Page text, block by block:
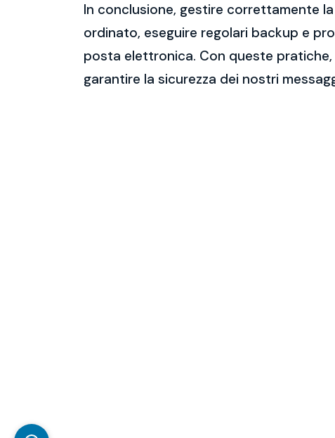
In conclusione, gestire correttamente
ordinato, eseguire regolari backup e
posta elettronica. Con queste
garantire la sicurezza dei nostri